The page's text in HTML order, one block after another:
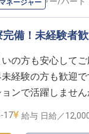
境】
ライフスタイルに
イカー通勤の方
験の方でも安心
なたらしく輝ける
ネージャー
備！未経験者
の方も安心して
経験の方も歓迎
ンで活躍しません
です。一般客室か
17 給与 日給／